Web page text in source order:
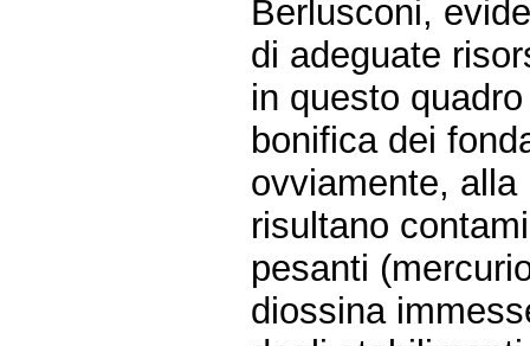
Berlusconi,
di adeguate
in questo
bonifica dei
ovviamente,
risultano
pesanti
diossina